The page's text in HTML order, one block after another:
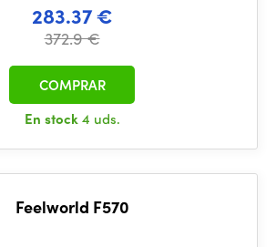
283.37 €
372.9 €
En stock4 uds.
COMPRAR
Feelworld F570